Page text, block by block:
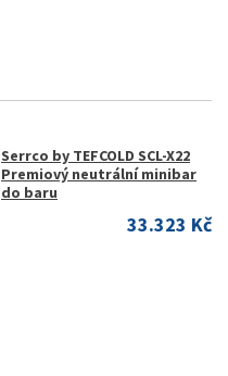
Serrco by TEFCOLD SCL-X22
Premiový neutrální minibar
do baru
33.323 Kč